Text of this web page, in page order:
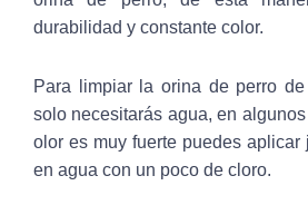
durabilidad y constante color.
Para limpiar la orina de perro
solo necesitarás agua, en
olor es muy fuerte puedes
en agua con un poco de cloro.